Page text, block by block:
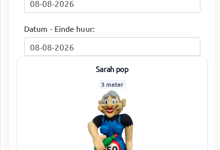
Datum - Einde huur:
Sarah pop
3 meter